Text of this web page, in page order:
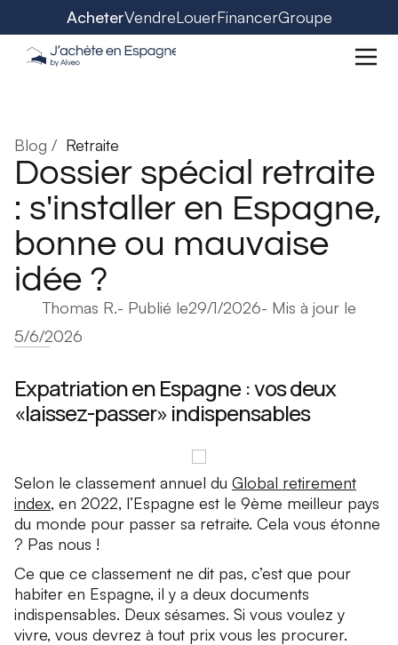
AcheterVendreLouerFinancerGroupe
Blog / Retraite
Dossier spécial retraite
: s'installer en Espagne,
bonne ou mauvaise
idée ?
Thomas R.- Publié le29/1/2026- Mis à jour le
5/6/2026
Expatriation en Espagne : vos deux
«laissez-passer» indispensables
Selon le classement annuel du Global retirement
index, en 2022, l’Espagne est le 9ème meilleur pays
du monde pour passer sa retraite. Cela vous étonne
? Pas nous !
Ce que ce classement ne dit pas, c’est que pour
habiter en Espagne, il y a deux documents
indispensables. Deux sésames. Si vous voulez y
vivre, vous devrez à tout prix vous les procurer.